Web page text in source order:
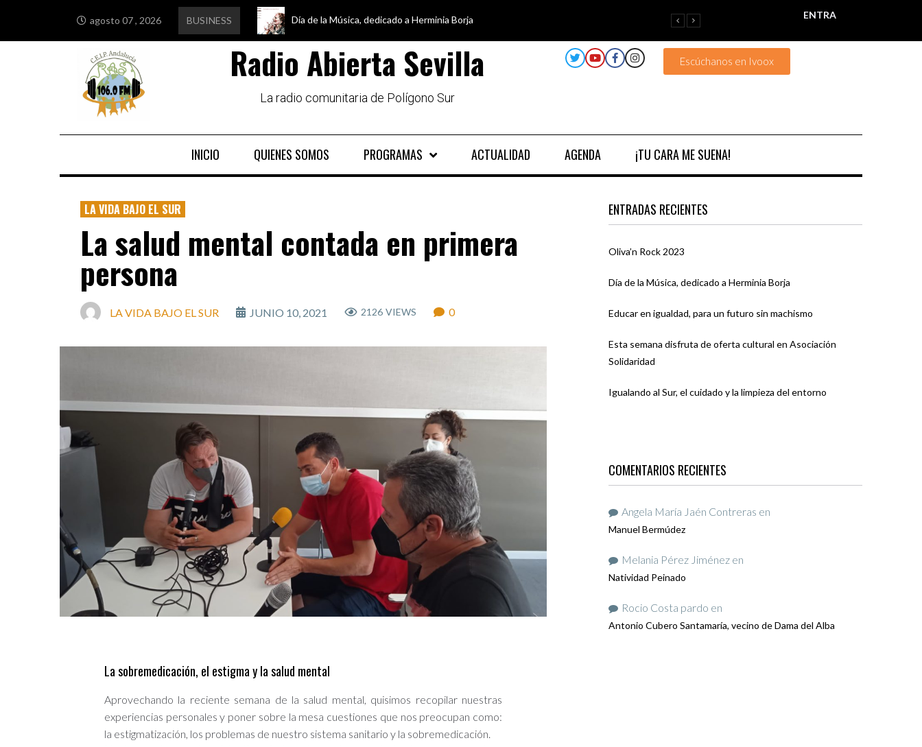
agosto 07 , 2026 BUSINESS Día de la Música, dedicado a Herminia Borja
Educar en igualdad, para un futuro sin machismo
Esta semana disfruta de oferta cultural en Asociación Solidaridad
Igualando al Sur, el cuidado y la limpieza del entorno ENTRA
Radio Abierta Sevilla
La radio comunitaria de Polígono Sur
Escúchanos en Ivoox
INICIO QUIENES SOMOS PROGRAMAS ACTUALIDAD AGENDA ¡TU CARA ME SUENA!
LA VIDA BAJO EL SUR
La salud mental contada en primera
persona
LA VIDA BAJO EL SUR JUNIO 10, 2021 2126 VIEWS 0
La sobremedicación, el estigma y la salud mental
Aprovechando la reciente semana de la salud mental, quisimos recopilar nuestras
experiencias personales y poner sobre la mesa cuestiones que nos preocupan como:
la estigmatización, los problemas de nuestro sistema sanitario y la sobremedicación.
ENTRADAS RECIENTES
Oliva’n Rock 2023
Día de la Música, dedicado a Herminia Borja
Educar en igualdad, para un futuro sin machismo
Esta semana disfruta de oferta cultural en Asociación
Solidaridad
Igualando al Sur, el cuidado y la limpieza del entorno
COMENTARIOS RECIENTES
Angela María Jaén Contreras en
Manuel Bermúdez
Melania Pérez Jiménez en
Natividad Peinado
Rocio Costa pardo en
Antonio Cubero Santamaría, vecino de Dama del Alba